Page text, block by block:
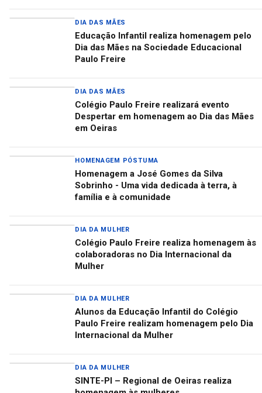
DIA DAS MÃES
Educação Infantil realiza homenagem pelo
Dia das Mães na Sociedade Educacional
Paulo Freire
DIA DAS MÃES
Colégio Paulo Freire realizará evento
Despertar em homenagem ao Dia das Mães
em Oeiras
HOMENAGEM PÓSTUMA
Homenagem a José Gomes da Silva
Sobrinho - Uma vida dedicada à terra, à
família e à comunidade
DIA DA MULHER
Colégio Paulo Freire realiza homenagem às
colaboradoras no Dia Internacional da
Mulher
DIA DA MULHER
Alunos da Educação Infantil do Colégio
Paulo Freire realizam homenagem pelo Dia
Internacional da Mulher
DIA DA MULHER
SINTE-PI – Regional de Oeiras realiza